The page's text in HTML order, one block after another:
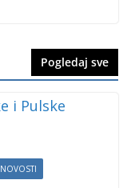
Pogledaj sve
NOVOSTI